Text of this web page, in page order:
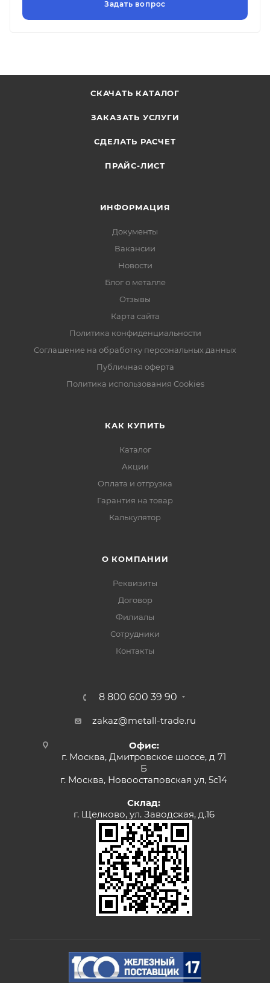
СКАЧАТЬ КАТАЛОГ
ЗАКАЗАТЬ УСЛУГИ
СДЕЛАТЬ РАСЧЕТ
ПРАЙС-ЛИСТ
ИНФОРМАЦИЯ
Документы
Вакансии
Новости
Блог о металле
Отзывы
Карта сайта
Политика конфиденциальности
Соглашение на обработку персональных данных
Публичная оферта
Политика использования Cookies
КАК КУПИТЬ
Каталог
Акции
Оплата и отгрузка
Гарантия на товар
Калькулятор
О КОМПАНИИ
Реквизиты
Договор
Филиалы
Сотрудники
Контакты
8 800 600 39 90
zakaz@metall-trade.ru
Офис:
г. Москва, Дмитровское шоссе, д 71
Б
г. Москва, Новоостаповская ул, 5с14
Склад:
г. Щелково, ул. Заводская, д.16